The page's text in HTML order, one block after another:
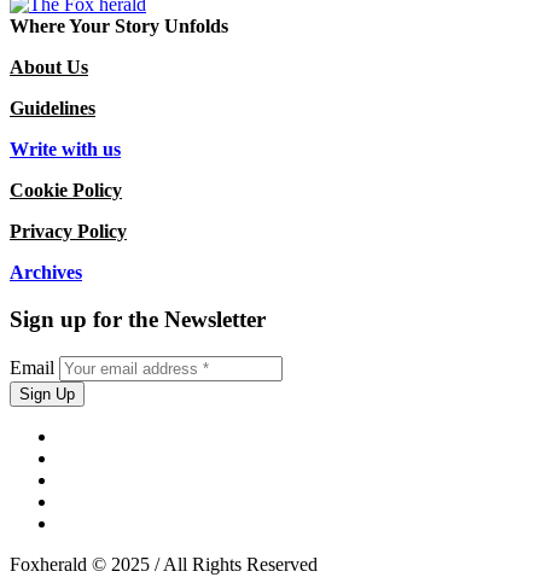
Where Your Story Unfolds
About Us
Guidelines
Write with us
Cookie Policy
Privacy Policy
Archives
Sign up for the Newsletter
Email
Foxherald © 2025 / All Rights Reserved